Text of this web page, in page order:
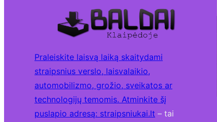
Praleiskite laisvą laiką skaitydami
straipsnius verslo, laisvalaikio,
automobilizmo, grožio, sveikatos ar
technologijų temomis. Atminkite šį
puslapio adresą: straipsniukai.lt – tai